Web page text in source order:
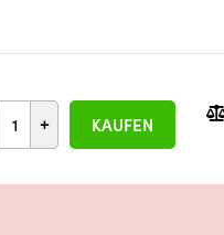
+ KAUFEN